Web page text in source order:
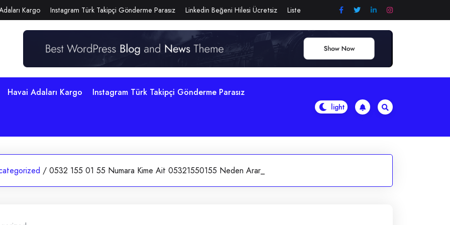
Kargo Instagram Türk Takipçi Gönderme Parasız Linkedin Beğeni Hilesi Ücretsiz Liste
Havai Adaları Kargo Instagram Türk Takipçi Gönderme Parasız
/ 0532 155 01 55 Numara Kime Ait 05321550155 Neden Arar_